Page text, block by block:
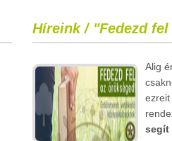
Híreink / "Fedezd
Alig
ezreit
segít